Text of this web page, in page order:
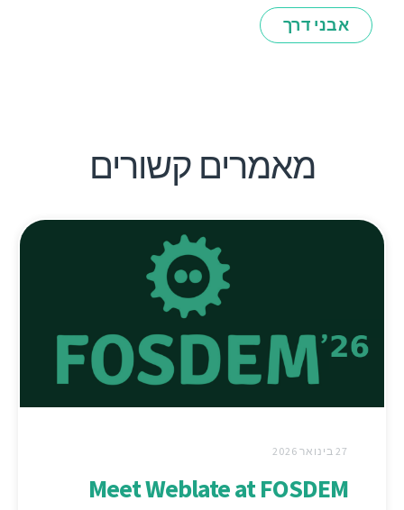
אבני דרך
מאמרים קשורים
27 בינואר 2026
Meet Weblate at FOSDEM